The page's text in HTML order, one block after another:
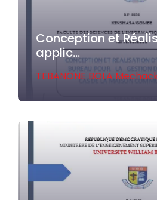
Conception et
applic...
TEBANONE BOLA